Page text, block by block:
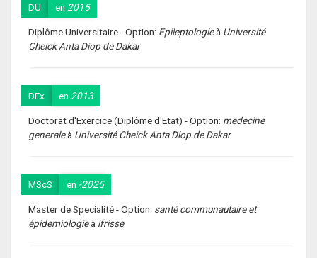
DU en 2015
Diplôme Universitaire - Option: Epileptologieà Université
Cheick Anta Diop de Dakar
DEx en 2013
Doctorat d'Exercice (Diplôme d'Etat) - Option: medecine
generaleà Université Cheick Anta Diop de Dakar
MScS en -2025
Master de Specialité - Option: santé communautaire et
épidemiologieà ifrisse